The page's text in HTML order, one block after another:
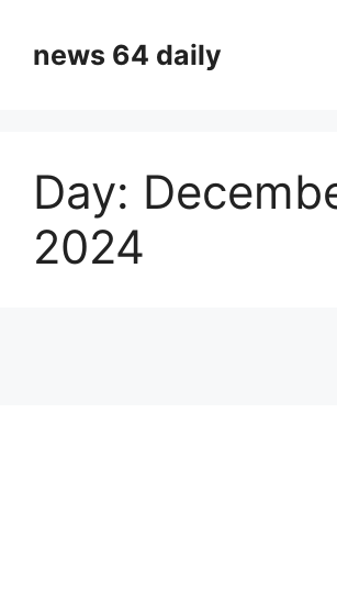
contentnews 64 daily
Day:
2024